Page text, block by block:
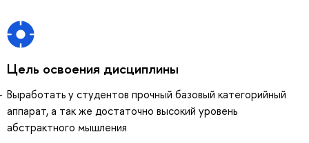
Цель освоения дисциплины
Выработать у студентов прочный базовый категорийный
аппарат, а так же достаточно высокий уровень
абстрактного мышления